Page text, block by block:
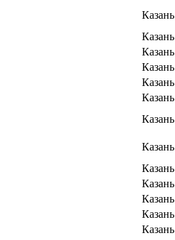
Казань
Казань
Казань
Казань
Казань
Казань
Казань
Казань
Казань
Казань
Казань
Казань
Казань